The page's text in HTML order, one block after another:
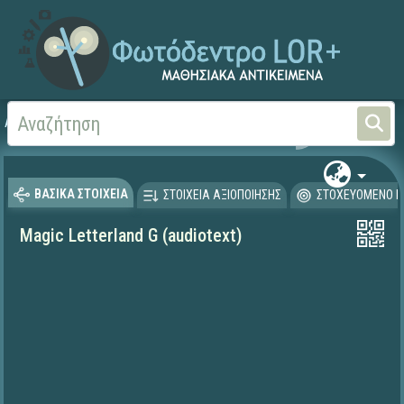
Αρχική Ξένες Γλώσσες -
ΒΑΣΙΚΑ ΣΤΟΙΧΕΙΑ ΣΤΟΙΧΕΙΑ ΑΞΙΟΠΟΙΗΣΗΣ ΣΤΟΧΕΥΟΜΕΝΟ
Magic Letterland G (audiotext)